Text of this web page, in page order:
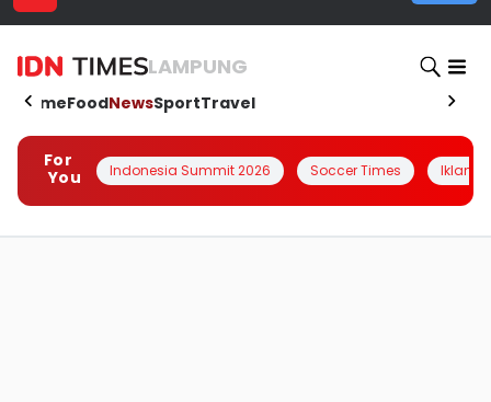
LAMPUNG
HomeFoodNewsSportTravel
For
You
Indonesia Summit 2026 Soccer Times Iklanin